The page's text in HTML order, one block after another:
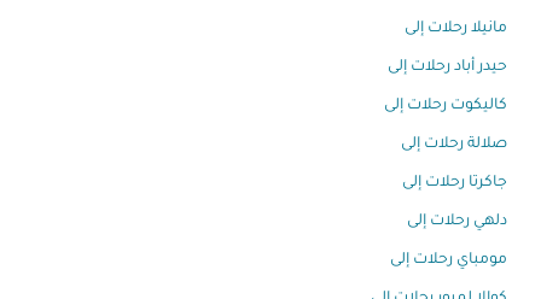
مانيلا رحلات إلى
حيدر أباد رحلات إلى
كاليكوت رحلات إلى
صلالة رحلات إلى
جاكرتا رحلات إلى
دلهي رحلات إلى
مومباي رحلات إلى